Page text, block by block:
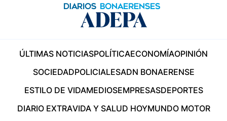
ÚLTIMAS NOTICIASPOLÍTICAECONOMÍAOPINIÓN
SOCIEDADPOLICIALESADN BONAERENSE
ESTILO DE VIDAMEDIOSEMPRESASDEPORTES
DIARIO EXTRAVIDA Y SALUD HOYMUNDO MOTOR